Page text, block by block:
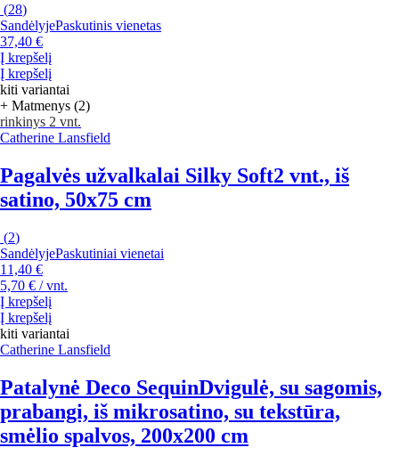
(28)
SandėlyjePaskutinis vienetas
37,40 €
Į krepšelį
Į krepšelį
kiti variantai
+ Matmenys (2)
rinkinys 2 vnt.
Catherine Lansfield
Pagalvės užvalkalai Silky Soft2 vnt., iš
satino, 50x75 cm
(2)
SandėlyjePaskutiniai vienetai
11,40 €
5,70 € / vnt.
Į krepšelį
Į krepšelį
kiti variantai
Catherine Lansfield
Patalynė Deco SequinDvigulė, su sagomis,
prabangi, iš mikrosatino, su tekstūra,
smėlio spalvos, 200x200 cm